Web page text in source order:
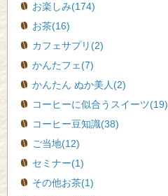
お楽しみ(174)
お茶(16)
カフェサプリ(2)
かんたフェ(7)
かんたん ぬか美人(2)
コーヒーに似合うスイーツ(19)
コーヒー豆知識(38)
ご当地(12)
セミナー(1)
その他お茶(1)